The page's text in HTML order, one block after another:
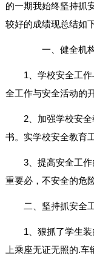
的一期我始终坚持抓
较好的成绩现总结如
一、健全机构
1、学校安全工
全工作与安全活动的开
2、加强学校安
书。实学校安全教育
3、提高安全工
重要必，不安全的危险
二、坚持抓安全
1、狠抓了学生
上乘座无证无照的.